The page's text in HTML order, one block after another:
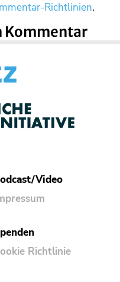
Richtlinien.
Kommentar
Video
Richtlinie